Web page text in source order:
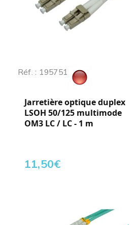
Réf. : 195751
Jarretière optique duplex
LSOH 50/125 multimode
OM3 LC / LC - 1 m
11,50€